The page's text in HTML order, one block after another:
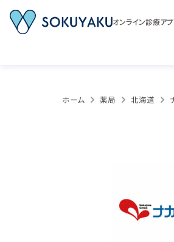
オンライン診療ア
ホーム 薬局 北海道